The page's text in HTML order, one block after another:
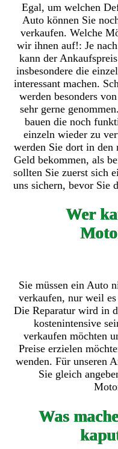
Egal, um welchen
Auto können Sie
verkaufen. Welche
wir ihnen auf!: Je
kann der
insbesondere die
interessant machen.
werden besonders
sehr gerne
bauen die noch
einzeln wieder zu
werden Sie dort in den
Geld bekommen, als
sollten Sie zuerst sich
uns sichern, bevor Sie
Wer
Sie müssen ein Auto
verkaufen, nur weil
Die Reparatur wird in
kostenintensive
verkaufen möchten
Preise erzielen
wenden. Für unseren
Sie gleich
Was